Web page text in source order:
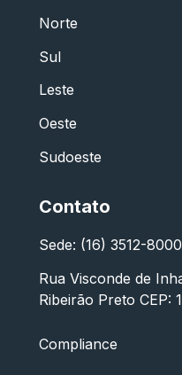
Norte
Sul
Leste
Oeste
Sudoeste
Contato
Sede: (16) 3512-8000
Rua Visconde de
Ribeirão Preto CEP:
Compliance